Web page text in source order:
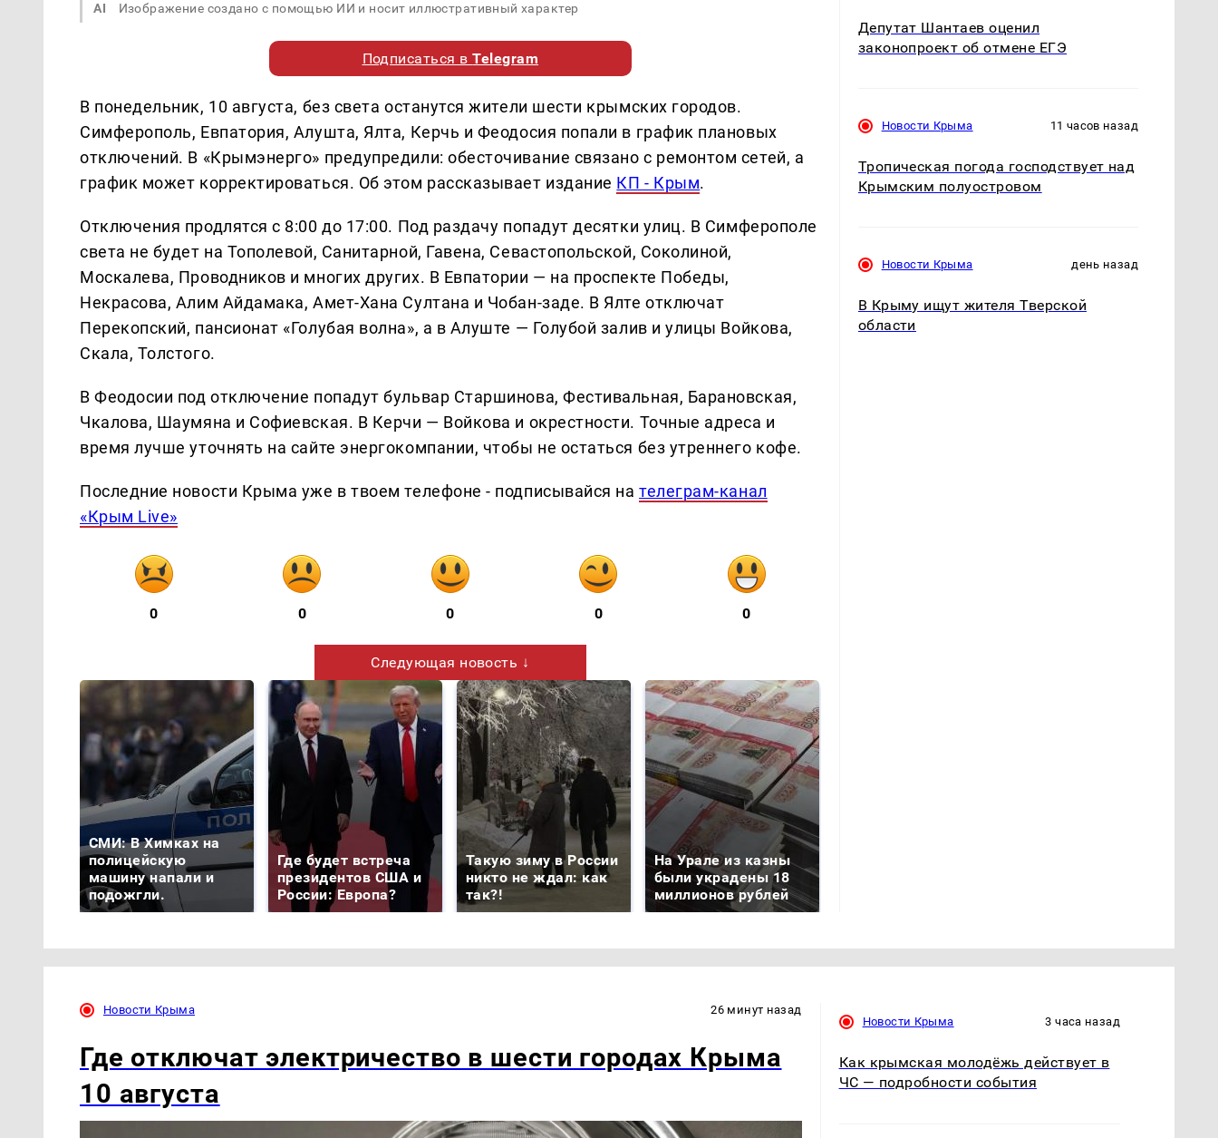
AI Изображение создано с помощью ИИ и носит иллюстративный характер
Подписаться вTelegram
В понедельник, 10 августа, без света останутся жители шести крымских городов.
Симферополь, Евпатория, Алушта, Ялта, Керчь и Феодосия попали в график плановых
отключений. В «Крымэнерго» предупредили: обесточивание связано с ремонтом сетей, а
график может корректироваться. Об этом рассказывает издание КП - Крым.
Отключения продлятся с 8:00 до 17:00. Под раздачу попадут десятки улиц. В Симферополе
света не будет на Тополевой, Санитарной, Гавена, Севастопольской, Соколиной,
Москалева, Проводников и многих других. В Евпатории — на проспекте Победы,
Некрасова, Алим Айдамака, Амет-Хана Султана и Чобан-заде. В Ялте отключат
Перекопский, пансионат «Голубая волна», а в Алуште — Голубой залив и улицы Войкова,
Скала, Толстого.
В Феодосии под отключение попадут бульвар Старшинова, Фестивальная, Барановская,
Чкалова, Шаумяна и Софиевская. В Керчи — Войкова и окрестности. Точные адреса и
время лучше уточнять на сайте энергокомпании, чтобы не остаться без утреннего кофе.
Последние новости Крыма уже в твоем телефоне - подписывайся нателеграм-канал
«Крым Live»
0 0 0 0 0
Следующая новость ↓
СМИ: В Химках на
полицейскую
машину напали и
подожгли.
Где будет встреча
президентов США и
России: Европа?
Такую зиму в России
никто не ждал: как
так?!
На Урале из казны
были украдены 18
миллионов рублей
Депутат Шантаев оценил
законопроект об отмене ЕГЭ
Новости Крыма 11 часов назад
Тропическая погода господствует над
Крымским полуостровом
Новости Крыма день назад
В Крыму ищут жителя Тверской
области
Новости Крыма 26 минут назад
Где отключат электричество в шести городах Крыма
10 августа
Новости Крыма 3 часа назад
Как крымская молодёжь действует в
ЧС — подробности события